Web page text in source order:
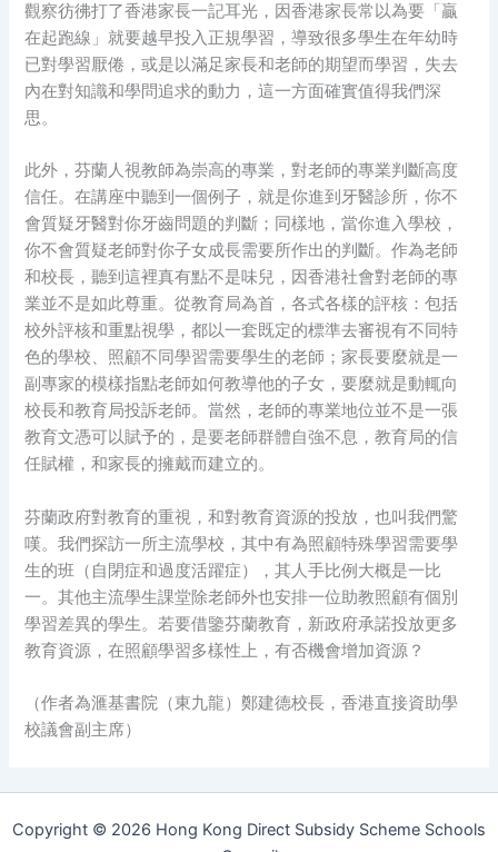
觀察彷彿打了香港家長一記耳光，因香港家長常以為要「贏
在起跑線」就要越早投入正規學習，導致很多學生在年幼時
已對學習厭倦，或是以滿足家長和老師的期望而學習，失去
內在對知識和學問追求的動力，這一方面確實值得我們深
思。
此外，芬蘭人視教師為崇高的專業，對老師的專業判斷高度
信任。在講座中聽到一個例子，就是你進到牙醫診所，你不
會質疑牙醫對你牙齒問題的判斷；同樣地，當你進入學校，
你不會質疑老師對你子女成長需要所作出的判斷。作為老師
和校長，聽到這裡真有點不是味兒，因香港社會對老師的專
業並不是如此尊重。從教育局為首，各式各樣的評核：包括
校外評核和重點視學，都以一套既定的標準去審視有不同特
色的學校、照顧不同學習需要學生的老師；家長要麼就是一
副專家的模樣指點老師如何教導他的子女，要麼就是動輒向
校長和教育局投訴老師。當然，老師的專業地位並不是一張
教育文憑可以賦予的，是要老師群體自強不息，教育局的信
任賦權，和家長的擁戴而建立的。
芬蘭政府對教育的重視，和對教育資源的投放，也叫我們驚
嘆。我們探訪一所主流學校，其中有為照顧特殊學習需要學
生的班（自閉症和過度活躍症），其人手比例大概是一比
一。其他主流學生課堂除老師外也安排一位助教照顧有個別
學習差異的學生。若要借鑒芬蘭教育，新政府承諾投放更多
教育資源，在照顧學習多樣性上，有否機會增加資源？
（作者為滙基書院（東九龍）鄭建德校長，香港直接資助學
校議會副主席）
Copyright © 2026 Hong Kong Direct Subsidy Scheme Schools